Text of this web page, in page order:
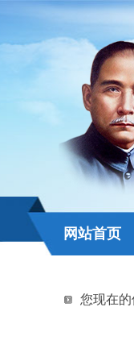
网站首页
您现在的